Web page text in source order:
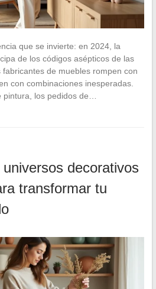
que se invierte: en 2024, la
de los códigos asépticos de las
de muebles rompen con
con combinaciones inesperadas.
pintura, los pedidos de…
decorativos
transformar tu